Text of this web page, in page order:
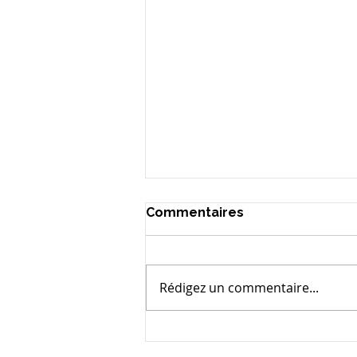
Commentaires
Rédigez un commentaire...